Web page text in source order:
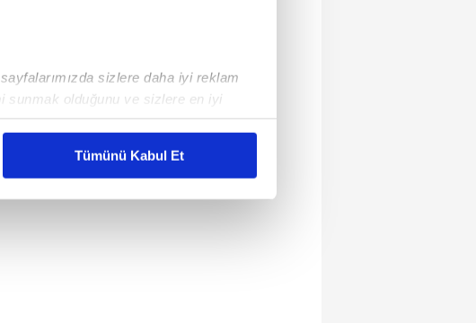
sizlere daha iyi reklam
sunmak olduğunu ve sizlere en iyi
maliyetlerimizi karşılamak
ait çerezler kullanılmaktadır. Bu
ve sizlere yönelik
kullanılacaktır.
Tümünü Kabul Et